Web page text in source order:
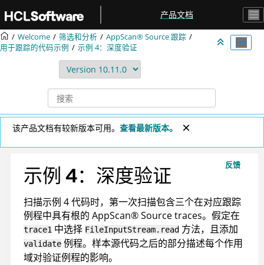
产品文档
Welcome 筛选和分析 AppScan® Source 跟踪
用于跟踪的代码示例
示例 4：深度验证
该产品文档有较新版本可用。 查看最新版本。
反馈
示例 4：深度验证
扫描示例 4 代码时，第一次扫描包含三个在对应跟踪
例程中具有根的 AppScan®Source traces。假定在
trace1 中选择 FileInputStream.read 方法，且添加
validate 例程。样本源代码之后的部分描述每个作用
域对验证例程的影响。